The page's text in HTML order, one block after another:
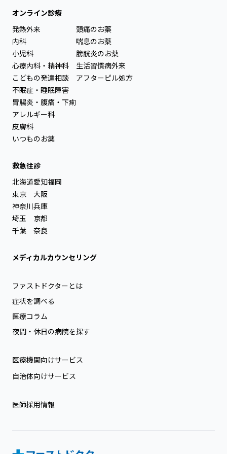
オンライン診療
発熱外来
内科
小児科
心療内科・精神科
こどもの発達相談
不眠症・睡眠障害
胃腸炎・腹痛・下痢
アレルギー科
皮膚科
いつものお薬
頭痛のお薬
喘息のお薬
膀胱炎のお薬
生活習慣病外来
アフターピル処方
救急往診
北海道
東京
神奈川
埼玉
千葉
愛知
大阪
兵庫
京都
奈良
福岡
メディカルカウンセリング
ファストドクターとは
症状を調べる
医療コラム
夜間・休日の病院を探す
医療機関向けサービス
自治体向けサービス
医師採用情報